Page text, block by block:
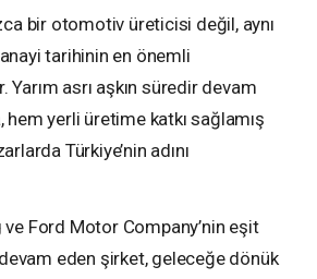
bir otomotiv üreticisi değil, aynı
tarihinin en önemli
asrı aşkın süredir devam
yerli üretime katkı sağlamış
Türkiye’nin adını
Ford Motor Company’nin eşit
eden şirket, geleceğe dönük